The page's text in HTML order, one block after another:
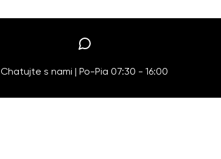
Chatujte s nami | Po-Pia 07:30 - 16:00